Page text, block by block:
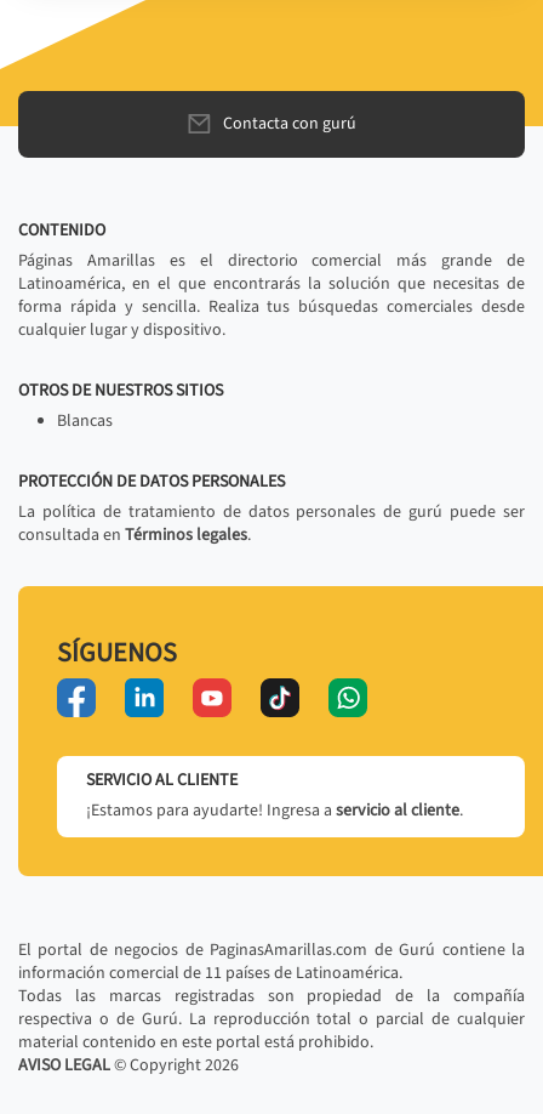
Contacta con gurú
CONTENIDO
Páginas Amarillas es el directorio comercial más grande de
Latinoamérica, en el que encontrarás la solución que necesitas de
forma rápida y sencilla. Realiza tus búsquedas comerciales desde
cualquier lugar y dispositivo.
OTROS DE NUESTROS SITIOS
Blancas
PROTECCIÓN DE DATOS PERSONALES
La política de tratamiento de datos personales de gurú puede ser
consultada en Términos legales.
SÍGUENOS
SERVICIO AL CLIENTE
¡Estamos para ayudarte! Ingresa a servicio al cliente.
El portal de negocios de PaginasAmarillas.com de Gurú contiene la
información comercial de 11 países de Latinoamérica.
Todas las marcas registradas son propiedad de la compañía
respectiva o de Gurú. La reproducción total o parcial de cualquier
material contenido en este portal está prohibido.
AVISO LEGAL© Copyright2026